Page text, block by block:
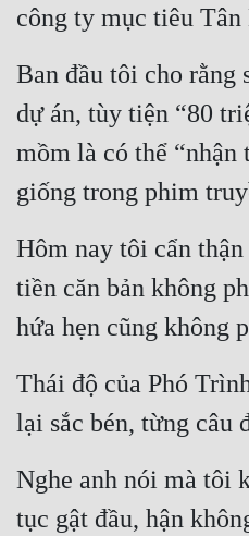
Điền Văn
Đông Phương Huyền Huyễn
Đồng Nhân
Cẩu Đạo Trường Sinh
Truyện Nữ
Vô Địch Lưu
Xây Dựng Thế Lực
Đam Mỹ
công ty mục tiêu
Ban đầu tôi cho rằng
dự án, tùy tiện “80
mồm là có thể “nhận
giống trong phim
Hôm nay tôi cẩn
tiền căn bản không
hứa hẹn cũng không
Thái độ của Phó
lại sắc bén, từng câu
Nghe anh nói mà tôi
tục gật đầu, hận